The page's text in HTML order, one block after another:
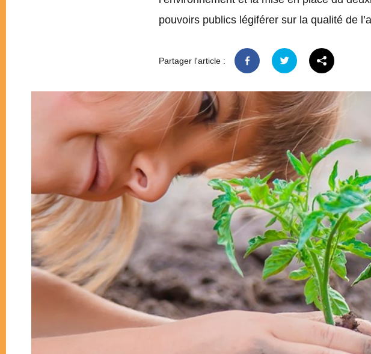
pouvoirs publics légiférer sur la qualité de
Partager l'article :